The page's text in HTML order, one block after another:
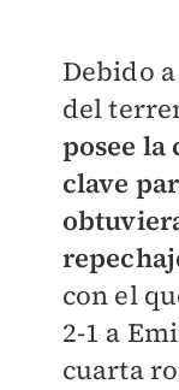
Debido
del
posee la
clave
con el
2-1 a
cuarta